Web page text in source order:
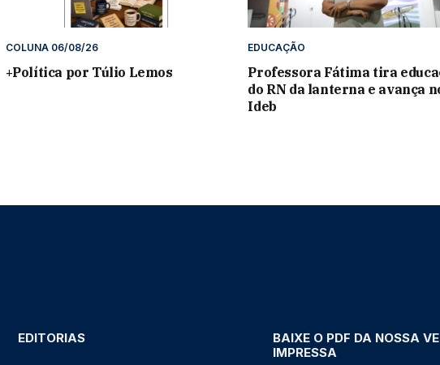
COLUNA 06/08/26
+Política por Túlio Lemos
EDUCAÇÃO
Professora Fátima tira
do RN da lanterna e avança
Ideb
EDITORIAS
BAIXE O PDF DA NOSSA
IMPRESSA